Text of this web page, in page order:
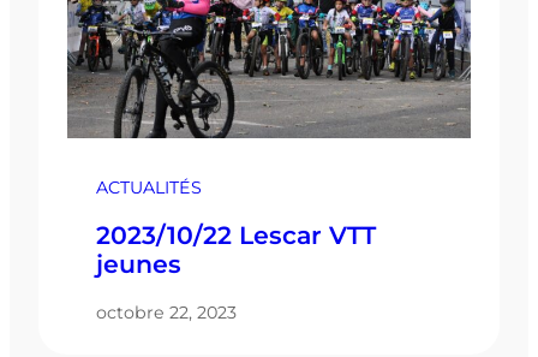
ACTUALITÉS
2023/10/22 Lescar VTT
jeunes
octobre 22, 2023